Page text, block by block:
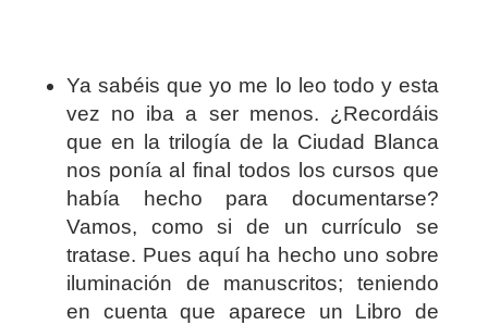
Ya sabéis que yo me lo leo todo y esta
vez no iba a ser menos. ¿Recordáis
que en la trilogía de la Ciudad Blanca
nos ponía al final todos los cursos que
había hecho para documentarse?
Vamos, como si de un currículo se
tratase. Pues aquí ha hecho uno sobre
iluminación de manuscritos; teniendo
en cuenta que aparece un Libro de